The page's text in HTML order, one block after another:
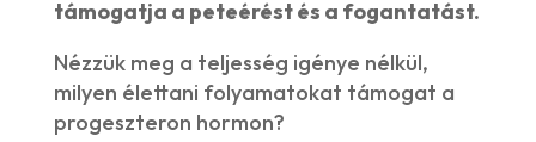
támogatja a peteérést és a fogantatást.
Nézzük meg a teljesség igénye nélkül,
milyen élettani folyamatokat támogat a
progeszteron hormon?